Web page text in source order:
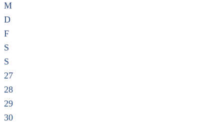
M
D
F
S
S
27
28
29
30